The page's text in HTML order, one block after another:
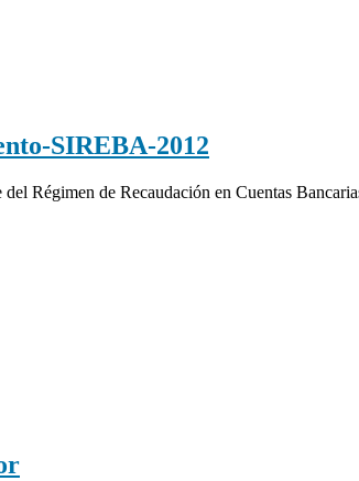
SIREBA-2012
Régimen de Recaudación en Cuentas